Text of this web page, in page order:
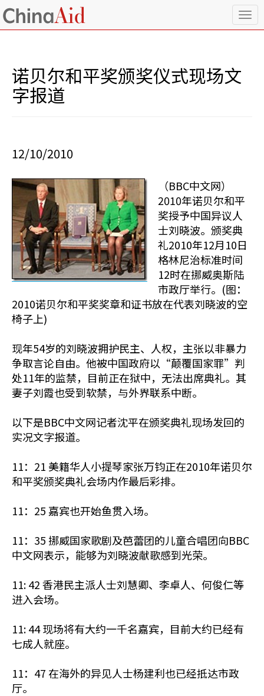
T
o
诺贝尔和平奖颁奖仪式现场文
字报道
12/10/2010
（BBC中文网）
2010年诺贝尔和平
奖授予中国异议人
士刘晓波。颁奖典
礼2010年12月10日
格林尼治标准时间
12时在挪威奥斯陆
市政厅举行。(图：
2010诺贝尔和平奖奖章和证书放在代表刘晓波的空
椅子上)
现年54岁的刘晓波拥护民主、人权，主张以非暴力
争取言论自由。他被中国政府以“颠覆国家罪”判
处11年的监禁，目前正在狱中，无法出席典礼。其
妻子刘霞也受到软禁，与外界联系中断。
以下是BBC中文网记者沈平在颁奖典礼现场发回的
实况文字报道。
11：21 美籍华人小提琴家张万钧正在2010年诺贝尔
和平奖颁奖典礼会场内作最后彩排。
11：25 嘉宾也开始鱼贯入场。
11：35 挪威国家歌剧及芭蕾团的儿童合唱团向BBC
中文网表示，能够为刘晓波献歌感到光荣。
11: 42 香港民主派人士刘慧卿、李卓人、何俊仁等
进入会场。
11: 44 现场将有大约一千名嘉宾，目前大约已经有
七成人就座。
11：47 在海外的异见人士杨建利也已经抵达市政
厅。